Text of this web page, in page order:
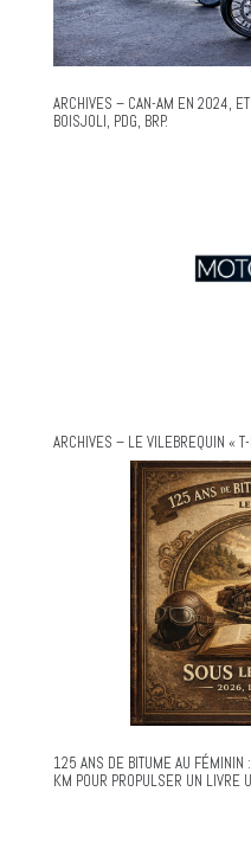
ARCHIVES – CAN-AM EN 2024,
BOISJOLI, PDG, BRP.
ARCHIVES – LE VILEBREQUIN «
125 ANS DE BITUME AU
KM POUR PROPULSER UN LIVRE